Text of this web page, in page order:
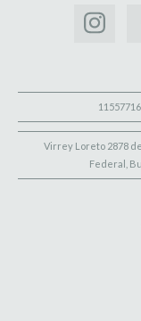
Virrey Loreto 2878
Federal,